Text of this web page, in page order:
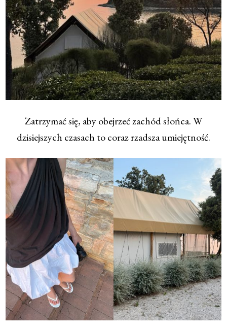
Zatrzymać się, aby obejrzeć zachód słońca. W
dzisiejszych czasach to coraz rzadsza umiejętność.